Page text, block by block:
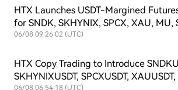
HTX Launches USDT-Margined
for SNDK, SKHYNIX, SPCX, XAU, MU,
TSLAX
06/08 09:26:02 (UTC)
HTX Copy Trading to Introduce
SKHYNIXUSDT, SPCXUSDT,
06/08 06:54:18 (UTC)